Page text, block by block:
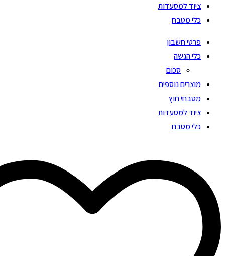
ציוד למסעדות
כלי מטבח
פרטי חשבון
כלי הגשה
סכום
מוצרים נוספים
מטבחי חוץ
ציוד למסעדות
כלי מטבח